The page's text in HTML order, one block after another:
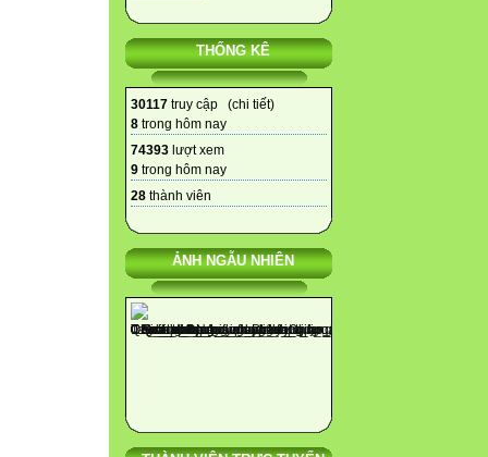
THỐNG KÊ
30117 truy cập (chi tiết)
8 trong hôm nay
74393 lượt xem
9 trong hôm nay
28 thành viên
ẢNH NGẪU NHIÊN